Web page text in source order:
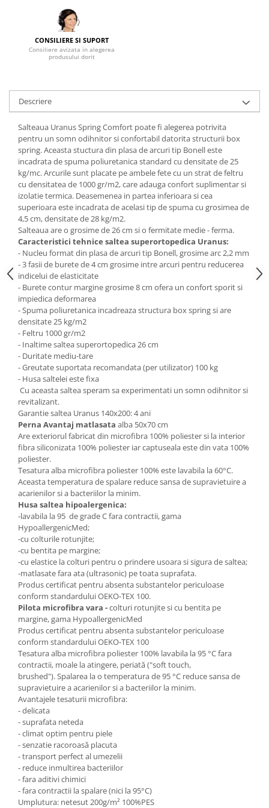
Mobilier gradinita
Mese gradinita
Scaune gradinita
Mobilier copii
Mobila camera copii
Scaune birou pentru copii
Saltele patuturi copii
Paturi copii
Masa si scaune gradinita
Seturi comode living si dormitor
CONSILIERE SI SUPORT
Consiliere avizata in alegerea
produsului dorit
Descriere
Salteaua Uranus Spring Comfort poate fi alegerea potrivita
pentru un somn odihnitor si confortabil datorita structurii box
spring. Aceasta stuctura din plasa de arcuri tip Bonell este
incadrata de spuma poliuretanica standard cu densitate de 25
kg/mc. Arcurile sunt placate pe ambele fete cu un strat de feltru
cu densitatea de 1000 gr/m2, care adauga confort suplimentar si
izolatie termica. Deasemenea in partea inferioara si cea
superioara este incadrata de acelasi tip de spuma cu grosimea de
4,5 cm, densitate de 28 kg/m2.
Salteaua are o grosime de 26 cm si o fermitate medie - ferma.
Caracteristici tehnice saltea superortopedica Uranus:
- Nucleu format din plasa de arcuri tip Bonell, grosime arc 2,2 mm
- 3 fasii de burete de 4 cm grosime intre arcuri pentru reducerea
indicelui de elasticitate
- Burete contur margine grosime 8 cm ofera un confort sporit si
impiedica deformarea
- Spuma poliuretanica incadreaza structura box spring si are
densitate 25 kg/m2
- Feltru 1000 gr/m2
- Inaltime saltea superortopedica 26 cm
- Duritate mediu-tare
- Greutate suportata recomandata (per utilizator) 100 kg
- Husa saltelei este fixa
Cu aceasta saltea speram sa experimentati un somn odihnitor si
revitalizant.
Garantie saltea Uranus 140x200: 4 ani
Perna Avantaj matlasata alba 50x70 cm
Are exteriorul fabricat din microfibra 100% poliester si la interior
fibra siliconizata 100% poliester iar captuseala este din vata 100%
poliester.
Tesatura alba microfibra poliester 100% este lavabila la 60°C.
Aceasta temperatura de spalare reduce sansa de supravietuire a
acarienilor si a bacteriilor la minim.
Husa saltea hipoalergenica:
-lavabila la 95 de grade C fara contractii, gama
HypoallergenicMed;
-cu colturile rotunjite;
-cu bentita pe margine;
-cu elastice la colturi pentru o prindere usoara si sigura de saltea;
-matlasate fara ata (ultrasonic) pe toata suprafata.
Produs certificat pentru absenta substantelor periculoase
conform standardului OEKO-TEX 100.
Pilota microfibra vara -colturi rotunjite si cu bentita pe
margine, gama HypoallergenicMed
Produs certificat pentru absenta substantelor periculoase
conform standardului OEKO-TEX 100
Tesatura alba microfibra poliester 100% lavabila la 95 °C fara
contractii, moale la atingere, periată ("soft touch,
brushed"). Spalarea la o temperatura de 95 °C reduce sansa de
supravietuire a acarienilor si a bacteriilor la minim.
Avantajele tesaturii microfibra:
- delicata
- suprafata neteda
- climat optim pentru piele
- senzatie racoroasă placuta
- transport perfect al umezelii
- reduce inmultirea bacteriilor
- fara aditivi chimici
- fara contractii la spalare (nici la 95°C)
Umplutura: netesut 200g/m² 100%PES